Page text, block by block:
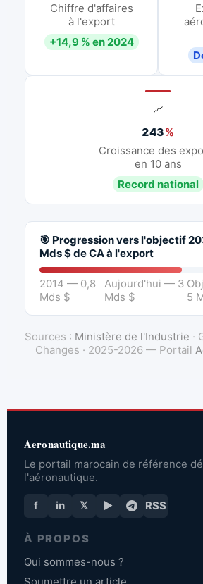
Chiffre d'affaires
à l'export
+14,9 % en 2024
📈
243%
Croissance des
en 10 ans
Record national
🎯 Progression vers l'objectif
Mds $ de CA à l'export
2014 — 0,8
Mds $
Aujourd'hui — 3
Mds $
5
Sources : Ministère de l'Industrie ·
Changes · 2025-2026 — Portail
Aeronautique.ma
Le portail marocain de référence
l'aéronautique.
f in 𝕏 ▶ RSS
À PROPOS
Qui sommes-nous ?
Soumettre un article